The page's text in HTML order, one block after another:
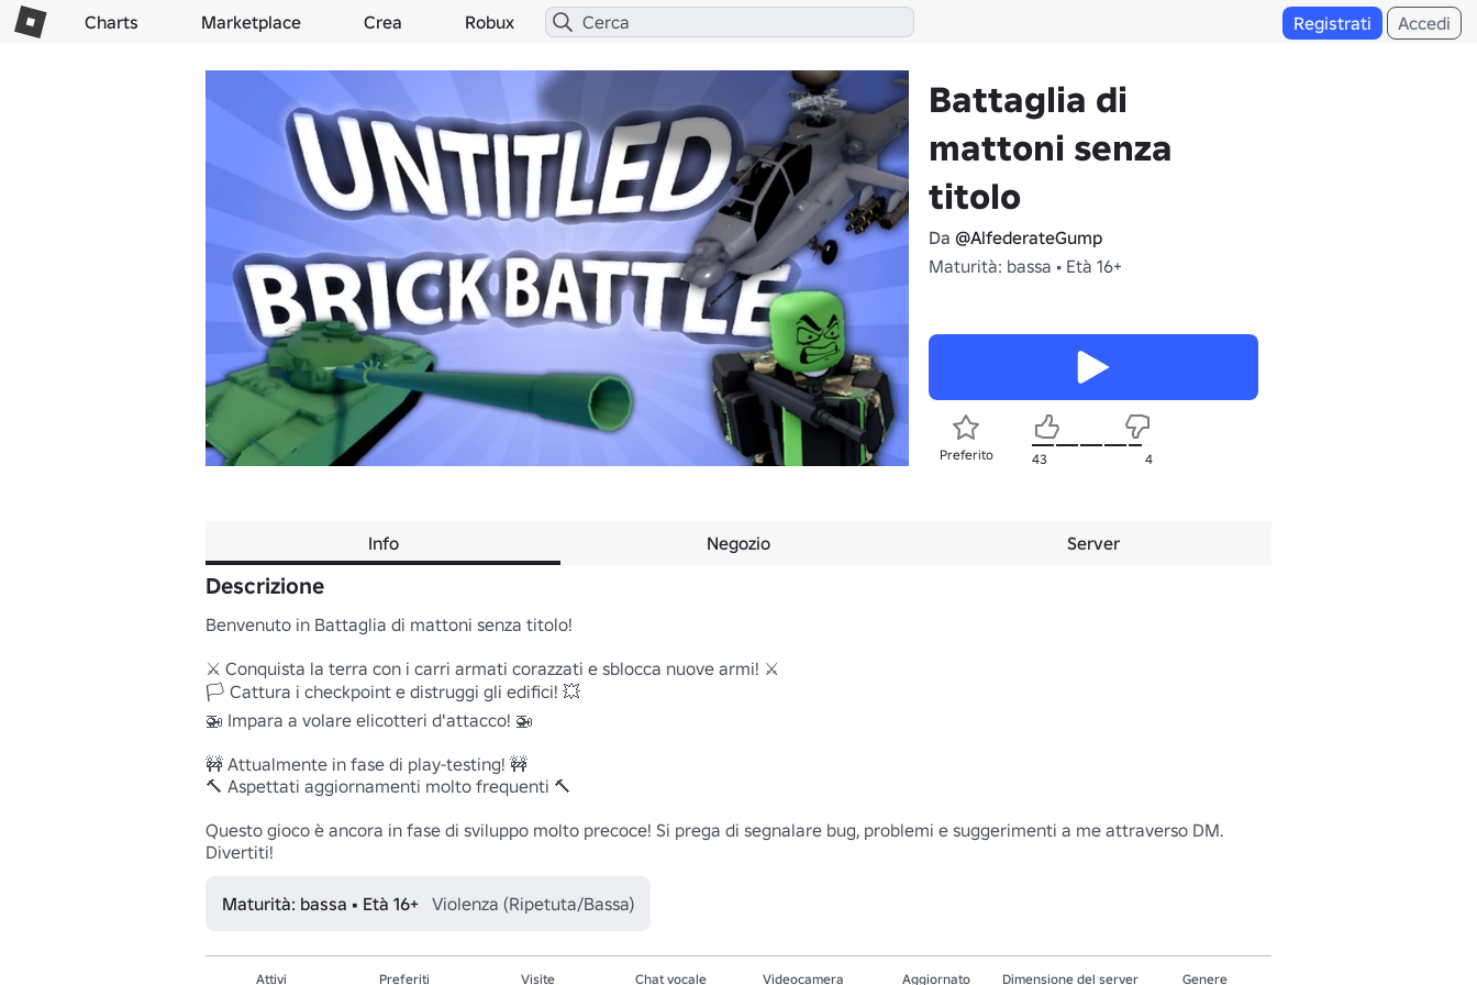
Charts Marketplace Crea Robux Registrati Accedi
Battaglia di
mattoni senza
titolo
Da @AlfederateGump
Maturità: bassa • Età 16+
Preferito 43 4
Info Negozio Server
Descrizione
Benvenuto in Battaglia di mattoni senza titolo!
⚔️ Conquista la terra con i carri armati corazzati e sblocca nuove armi! ⚔️
🏳️ Cattura i checkpoint e distruggi gli edifici! 💥
🚁 Impara a volare elicotteri d'attacco! 🚁
🚧 Attualmente in fase di play-testing! 🚧
🔨 Aspettati aggiornamenti molto frequenti 🔨
Questo gioco è ancora in fase di sviluppo molto precoce! Si prega di segnalare bug, problemi e suggerimenti a me attraverso DM.
Maturità: bassa • Età 16+ Violenza (Ripetuta/Bassa)
Attivi Preferiti Visite Chat vocale Videocamera Aggiornato Dimensione del server Genere